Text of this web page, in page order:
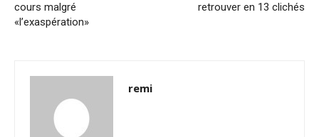
cours malgré
«l’exaspération»
retrouver en 13 clichés
remi